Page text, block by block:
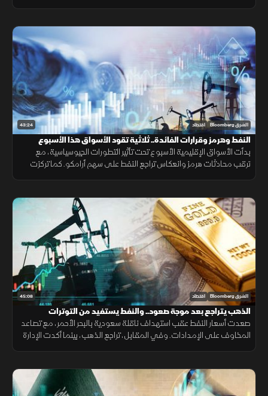
43:24 الشرق Bloomberg اقتصاد
النفط وهرمز وقرارات الفائدة.. ثلاثية تقود الأسواق هذا الأسبوع
بدأت الأسواق الإقليمية الأسبوع تحت تأثير التطورات الجيوسياسية، مع
ترقب محادثات هرمز وانعكاس تراجع النفط على سهم أرامكو. كما تركزت
45:08 الشرق Bloomberg اقتصاد
الذهب يتراجع بعد موجة صعود.. والنفط يستفيد من التوترات
صعدت أسعار النفط عقب استهداف ناقلة سعودية بالبحر الأحمر، مع تصاعد
المخاوف على الإمدادات. وفي المقابل، تراجع الذهب، بينما أكدت الإدارة